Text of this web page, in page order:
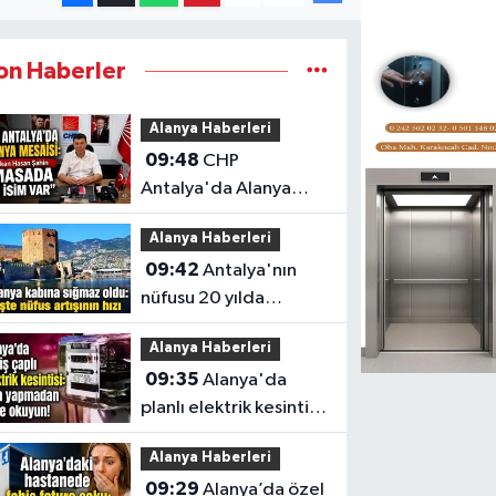
Haberler
Alanya Haberleri
09:48
Antalya'da Alanya
mesaisi: Başkan Hasan
Şahin "Masada üç isim
var"
Alanya Haberleri
09:42 Antalya'nın
nüfusu 20 yılda
yaklaşık yüzde 55
arttı, Alanya 371 bin
kişiyi aştı
Alanya Haberleri
09:35 Alanya'da
planlı elektrik kesintisi
bugün birçok
mahalleyi etkileyecek
Alanya Haberleri
09:29 Alanya’da özel